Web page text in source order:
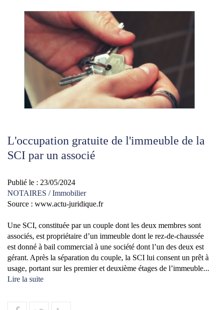
L'occupation gratuite de l'immeuble de la
SCI par un associé
Publié le : 23/05/2024
NOTAIRES /Immobilier
Source : www.actu-juridique.fr
Une SCI, constituée par un couple dont les deux membres sont
associés, est propriétaire d’un immeuble dont le rez-de-chaussée
est donné à bail commercial à une société dont l’un des deux est
gérant. Après la séparation du couple, la SCI lui consent un prêt à
usage, portant sur les premier et deuxième étages de l’immeuble...
Lire la suite